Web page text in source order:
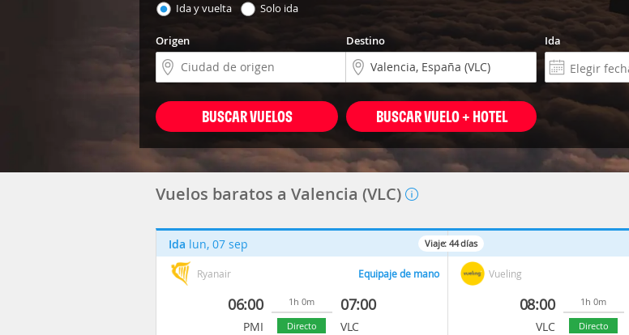
Ida y vuelta Solo ida
Origen Destino Ida
BUSCAR VUELOS BUSCAR VUELO + HOTEL
Vuelos baratos a Valencia (VLC)
Viaje: 44días
Ida lun, 07 sep
Ryanair Equipaje de mano
06:00
PMI
1h 0m
Directo
07:00
VLC
Vueling
08:00
VLC
1h 0m
Directo